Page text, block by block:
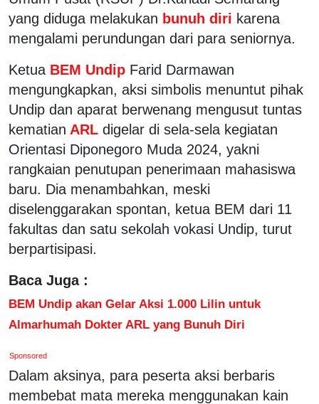
yang diduga melakukan bunuh diri karena
mengalami perundungan dari para seniornya.
Ketua BEM Undip Farid Darmawan
mengungkapkan, aksi simbolis menuntut pihak
Undip dan aparat berwenang mengusut tuntas
kematian ARL digelar di sela-sela kegiatan
Orientasi Diponegoro Muda 2024, yakni
rangkaian penutupan penerimaan mahasiswa
baru. Dia menambahkan, meski
diselenggarakan spontan, ketua BEM dari 11
fakultas dan satu sekolah vokasi Undip, turut
berpartisipasi.
Baca Juga :
BEM Undip akan Gelar Aksi 1.000 Lilin untuk
Almarhumah Dokter ARL yang Bunuh Diri
Sponsored
Dalam aksinya, para peserta aksi berbaris
membebat mata mereka menggunakan kain